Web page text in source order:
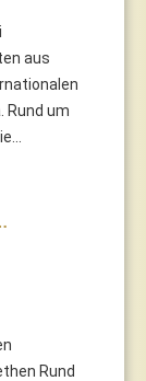
aus
Rund um
Rund